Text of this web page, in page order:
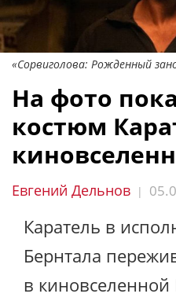
«Сорвиголова: Рожденный
На фото
костюм
Евгений Дельнов |
Каратель в
Бернтала
в киновселенной